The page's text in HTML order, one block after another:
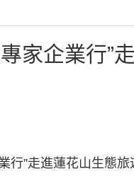
家企業行”
”走進蓮花山生態旅